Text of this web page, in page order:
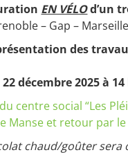
EN VÉLOd’un
– Gap –
des
décembre 2025 à 14
du centre social “Les
Manse et retour par
chaud/goûter